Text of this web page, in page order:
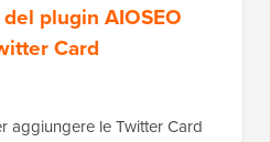
plugin AIOSEO
Card
aggiungere le Twitter Card